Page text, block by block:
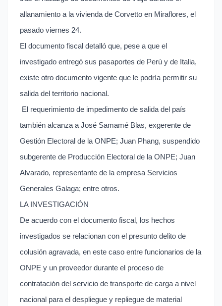
allanamiento a la vivienda de Corvetto en Miraflores, el
pasado viernes 24.
El documento fiscal detalló que, pese a que el
investigado entregó sus pasaportes de Perú y de Italia,
existe otro documento vigente que le podría permitir su
salida del territorio nacional.
El requerimiento de impedimento de salida del país
también alcanza a José Samamé Blas, exgerente de
Gestión Electoral de la ONPE; Juan Phang, suspendido
subgerente de Producción Electoral de la ONPE; Juan
Alvarado, representante de la empresa Servicios
Generales Galaga; entre otros.
LA INVESTIGACIÓN
De acuerdo con el documento fiscal, los hechos
investigados se relacionan con el presunto delito de
colusión agravada, en este caso entre funcionarios de la
ONPE y un proveedor durante el proceso de
contratación del servicio de transporte de carga a nivel
nacional para el despliegue y repliegue de material